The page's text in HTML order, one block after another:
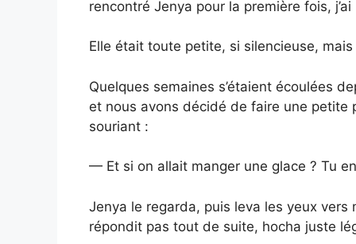
rencontré Jenya pour la première fois,
Elle était toute petite, si silencieuse,
Quelques semaines s’étaient écoulées
et nous avons décidé de faire une petite
souriant :
— Et si on allait manger une glace ? Tu
Jenya le regarda, puis leva les yeux
répondit pas tout de suite, hocha juste